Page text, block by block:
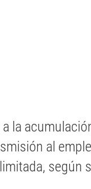
la
al
según